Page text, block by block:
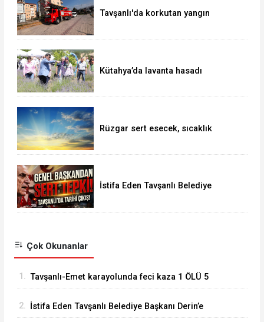
Tavşanlı'da korkutan yangın
Kütahya’da lavanta hasadı
Rüzgar sert esecek, sıcaklık
İstifa Eden Tavşanlı Belediye
Çok Okunanlar
1. Tavşanlı-Emet karayolunda feci kaza 1 ÖLÜ 5
2. İstifa Eden Tavşanlı Belediye Başkanı Derin’e